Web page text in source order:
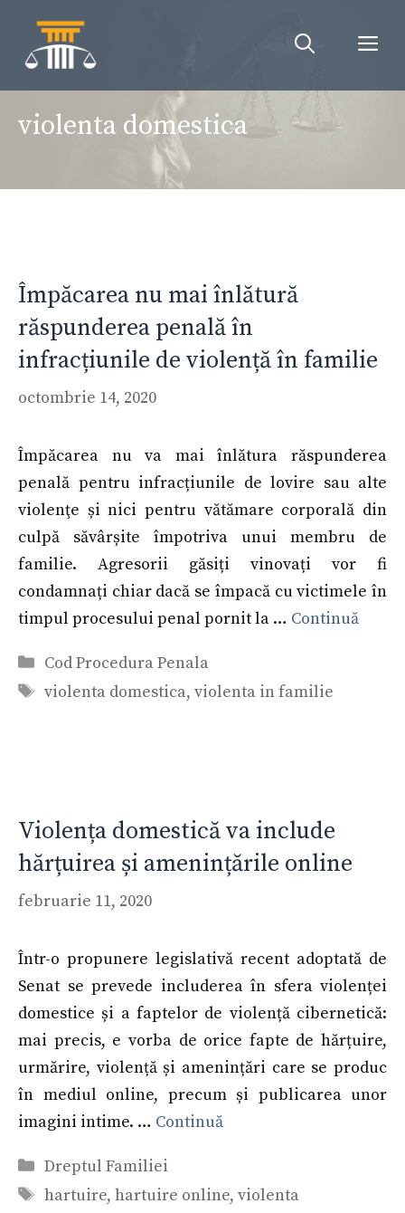
conținut
violenta domestica
Împăcarea nu mai înlătură
răspunderea penală în
infracțiunile de violență în familie
octombrie 14, 2020
Împăcarea nu va mai înlătura răspunderea
penală pentru infracțiunile de lovire sau alte
violenţe și nici pentru vătămare corporală din
culpă săvârșite împotriva unui membru de
familie. Agresorii găsiți vinovați vor fi
condamnați chiar dacă se împacă cu victimele în
timpul procesului penal pornit la … Continuă
Categorii
Cod Procedura Penala
Etichete
violenta domestica, violenta in familie
Violența domestică va include
hărțuirea și amenințările online
februarie 11, 2020
Într-o propunere legislativă recent adoptată de
Senat se prevede includerea în sfera violenței
domestice și a faptelor de violență cibernetică:
mai precis, e vorba de orice fapte de hărțuire,
urmărire, violență și amenințări care se produc
în mediul online, precum și publicarea unor
imagini intime. … Continuă
Categorii
Dreptul Familiei
Etichete
hartuire, hartuire online, violenta